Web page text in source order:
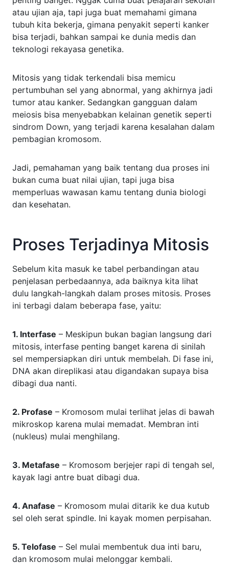
atau ujian aja, tapi juga buat memahami gimana
tubuh kita bekerja, gimana penyakit seperti kanker
bisa terjadi, bahkan sampai ke dunia medis dan
teknologi rekayasa genetika.
Mitosis yang tidak terkendali bisa memicu
pertumbuhan sel yang abnormal, yang akhirnya jadi
tumor atau kanker. Sedangkan gangguan dalam
meiosis bisa menyebabkan kelainan genetik seperti
sindrom Down, yang terjadi karena kesalahan dalam
pembagian kromosom.
Jadi, pemahaman yang baik tentang dua proses ini
bukan cuma buat nilai ujian, tapi juga bisa
memperluas wawasan kamu tentang dunia biologi
dan kesehatan.
Proses Terjadinya Mitosis
Sebelum kita masuk ke tabel perbandingan atau
penjelasan perbedaannya, ada baiknya kita lihat
dulu langkah-langkah dalam proses mitosis. Proses
ini terbagi dalam beberapa fase, yaitu:
1. Interfase – Meskipun bukan bagian langsung dari
mitosis, interfase penting banget karena di sinilah
sel mempersiapkan diri untuk membelah. Di fase ini,
DNA akan direplikasi atau digandakan supaya bisa
dibagi dua nanti.
2. Profase – Kromosom mulai terlihat jelas di bawah
mikroskop karena mulai memadat. Membran inti
(nukleus) mulai menghilang.
3. Metafase – Kromosom berjejer rapi di tengah sel,
kayak lagi antre buat dibagi dua.
4. Anafase – Kromosom mulai ditarik ke dua kutub
sel oleh serat spindle. Ini kayak momen perpisahan.
5. Telofase – Sel mulai membentuk dua inti baru,
dan kromosom mulai melonggar kembali.